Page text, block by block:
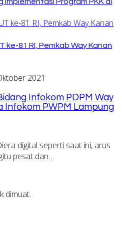
81 RI, Pemkab Way Kanan
2021
Infokom PDPM Way
Infokom PWPM Lampung
digital seperti saat ini, arus
pesat dan…
dimuat.